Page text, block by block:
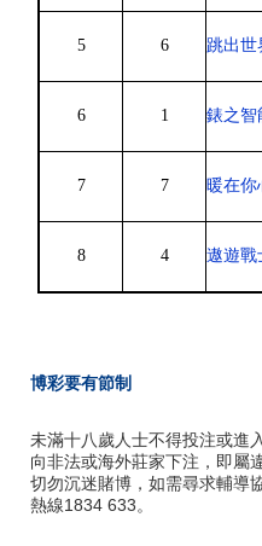
5 6 跳出世
6 1 錶之智
7 7 暖在你
8 4 遨遊戰
博彩要有節制
未滿十八歲人士不得投注或進
向非法或海外莊家下注，即屬
切勿沉迷賭博，如需尋求輔導
熱線1834 633。